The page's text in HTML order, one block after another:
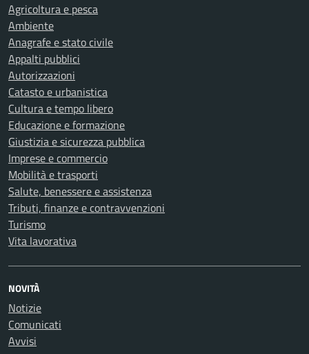
Agricoltura e pesca
Ambiente
Anagrafe e stato civile
Appalti pubblici
Autorizzazioni
Catasto e urbanistica
Cultura e tempo libero
Educazione e formazione
Giustizia e sicurezza pubblica
Imprese e commercio
Mobilità e trasporti
Salute, benessere e assistenza
Tributi, finanze e contravvenzioni
Turismo
Vita lavorativa
NOVITÀ
Notizie
Comunicati
Avvisi